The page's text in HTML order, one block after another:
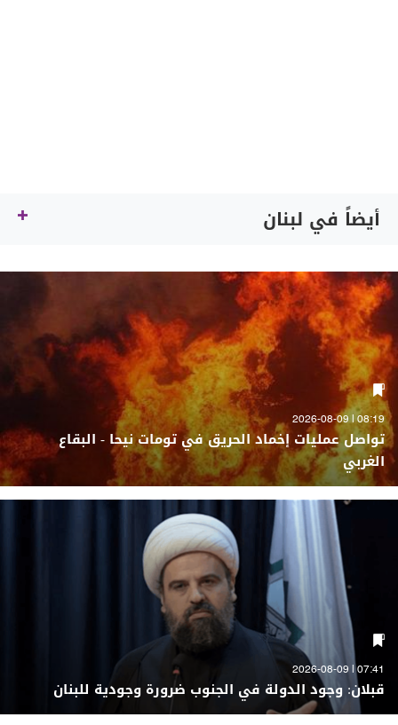
أيضاً في لبنان
08:19 | 2026-08-09
تواصل عمليات إخماد الحريق في تومات نيحا - البقاع
الغربي
07:41 | 2026-08-09
قبلان: وجود الدولة في الجنوب ضرورة وجودية للبنان